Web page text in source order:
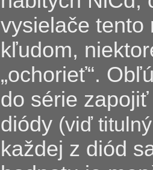
vysielače tento
kľudom,
„ochorieť“.
do série
diódy (viď
každej z diód